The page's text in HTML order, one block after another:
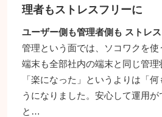
理者もストレスフリーに
ユーザー側も管理者側も ストレ
管理という面では、ソコワクを使
端末も全部社内の端末と同じ管理
「楽になった」というよりは「
うになりました。安心して運用
と…